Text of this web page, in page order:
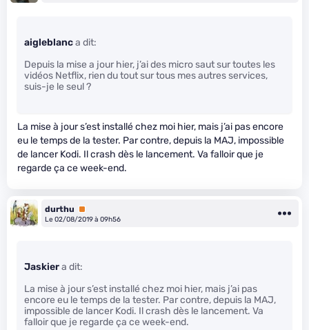
aigleblanca dit:
Depuis la mise a jour hier, j’ai des micro saut sur toutes les
vidéos Netflix, rien du tout sur tous mes autres services,
suis-je le seul ?
La mise à jour s’est installé chez moi hier, mais j’ai pas encore
eu le temps de la tester. Par contre, depuis la MAJ, impossible
de lancer Kodi. Il crash dès le lancement. Va falloir que je
regarde ça ce week-end.
durthu
Premium
Le 02/08/2019 à 09h56
Jaskiera dit:
La mise à jour s’est installé chez moi hier, mais j’ai pas
encore eu le temps de la tester. Par contre, depuis la MAJ,
impossible de lancer Kodi. Il crash dès le lancement. Va
falloir que je regarde ça ce week-end.